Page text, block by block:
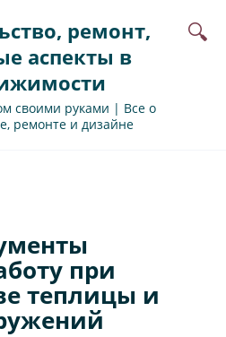
ремонт,
аспекты в
своими руками | Все о
ремонте и дизайне
при
теплицы и